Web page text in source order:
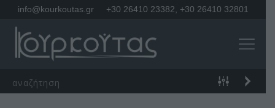
info@kourkoutas.gr +30 26410 23382 +30 26410 32801